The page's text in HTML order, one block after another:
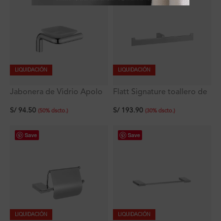
LIQUIDACIÓN
Jabonera de Vidrio Apolo
S/ 94.50 (50% dscto.)
LIQUIDACIÓN
Flatt Signature toallero de
S/193.90 (30% dscto.)
Save
LIQUIDACIÓN
Save
LIQUIDACIÓN